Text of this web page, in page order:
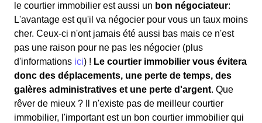
le courtier immobilier est aussi un bon négociateur:
L'avantage est qu'il va négocier pour vous un taux moins
cher. Ceux-ci n'ont jamais été aussi bas mais ce n'est
pas une raison pour ne pas les négocier (plus
d'informations ici) ! Le courtier immobilier vous évitera
donc des déplacements, une perte de temps, des
galères administratives et une perte d'argent. Que
rêver de mieux ? Il n'existe pas de meilleur courtier
immobilier, l'important est un bon courtier immobilier qui